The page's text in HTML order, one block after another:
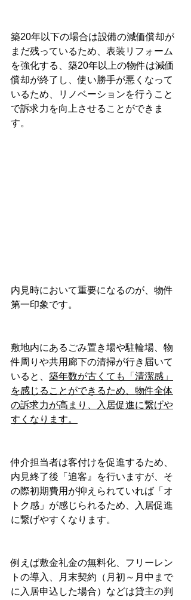
築20年以下の場合は設備の減価償却が
まだ残っているため、表装リフォーム
を強化する、築20年以上の物件は減価
償却が終了し、使い勝手が悪くなって
いるため、リノベーションを行うこと
で訴求力を向上させることができま
す。
内見時において重要になるのが、物件
第一印象です。
敷地内にあるごみ置き場や駐輪場、物
件周りや共用廊下の清掃が行き届いて
いると、 築年数が古くても「清潔感」
を感じることができるため、物件全体
の訴求力が高まり、入居促進に繋げや
すくなります。
仲介担当者は客付けを促進するため、
内見終了後「追客』を行いますが、そ
の際初期費用が抑えられていれば「オ
トク感」が感じられるため、入居促進
に繋げやすくなります。
例えば敷金礼金の無料化、フリーレン
トの導入、月末契約（月初～月中まで
に入居申込した場合）などは貸主の判